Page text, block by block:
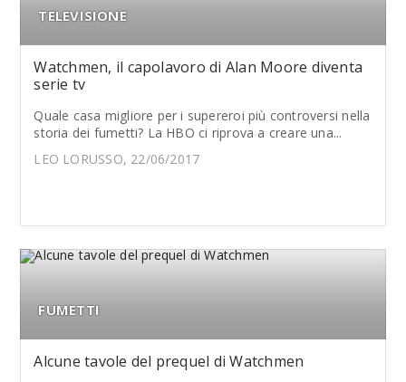
TELEVISIONE
Watchmen, il capolavoro di Alan Moore diventa
serie tv
Quale casa migliore per i supereroi più controversi nella
storia dei fumetti? La HBO ci riprova a creare una...
LEO LORUSSO, 22/06/2017
FUMETTI
Alcune tavole del prequel di Watchmen